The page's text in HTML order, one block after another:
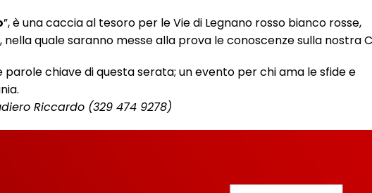
”, è una caccia al tesoro per le Vie di Legnano rosso bianco rosse,
, nella quale saranno messe alla prova le conoscenze sulla nostra
chiave di questa serata; un evento per chi ama le sfide e
Riccardo (329 474 9278)